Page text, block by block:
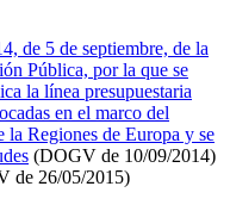
de 5 de septiembre, de la
Pública, por la que se
la línea presupuestaria
en el marco del
la Regiones de Europa y se
(DOGV de 10/09/2014)
de 26/05/2015)